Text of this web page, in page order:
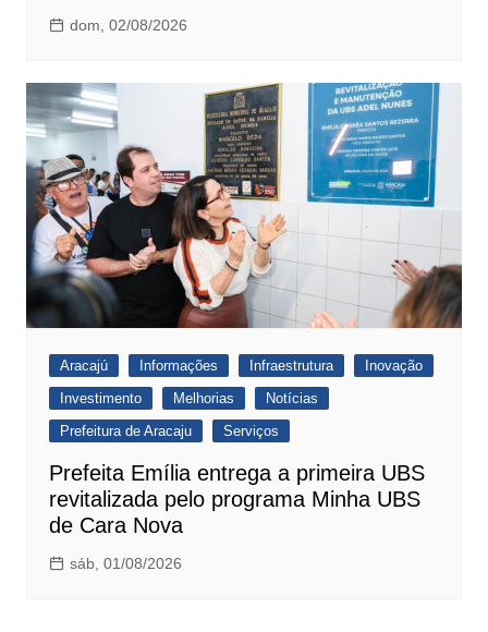
dom, 02/08/2026
Aracajú Informações Infraestrutura
Inovação
Investimento
Melhorias
Notícias
Prefeitura de Aracaju
Serviços
Prefeita Emília entrega a primeira UBS
revitalizada pelo programa Minha UBS
de Cara Nova
sáb, 01/08/2026